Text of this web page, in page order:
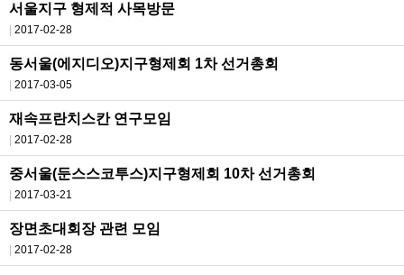
서울지구 형제적 사목방문
2017-02-28
동서울(에지디오)지구형제회 1차 선거총회
2017-03-05
재속프란치스칸 연구모임
2017-02-28
중서울(둔스스코투스)지구형제회 10차 선거총회
2017-03-21
장면초대회장 관련 모임
2017-02-28